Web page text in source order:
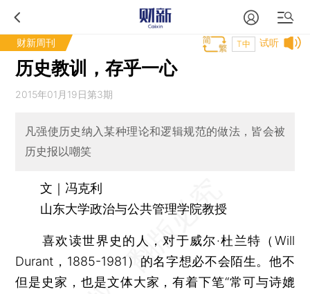
财新周刊 试听
T中
历史教训，存乎一心
2015年01月19日第3期
凡强使历史纳入某种理论和逻辑规范的做法，皆会被
历史报以嘲笑
文｜冯克利
山东大学政治与公共管理学院教授
喜欢读世界史的人，对于威尔·杜兰特（Will
Durant，1885-1981）的名字想必不会陌生。他不
但是史家，也是文体大家，有着下笔“常可与诗媲